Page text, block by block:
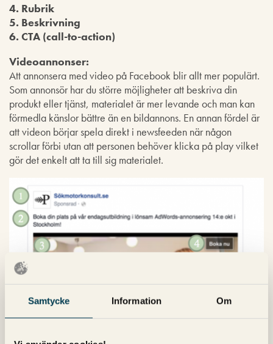
Samtycke Information Om
4. Rubrik
5. Beskrivning
6. CTA (call-to-action)
Videoannonser:
Att annonsera med video på Facebook blir allt mer populärt.
Som annonsör har du större möjligheter att beskriva din
produkt eller tjänst, materialet är mer levande och man kan
förmedla känslor bättre än en bildannons. En annan fördel är
att videon börjar spela direkt i newsfeeden när någon
scrollar förbi utan att personen behöver klicka på play vilket
gör det enkelt att ta till sig materialet.